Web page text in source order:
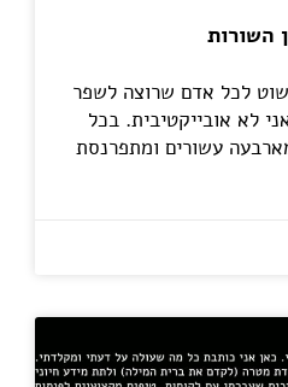
השורות
לכל אדם שרוצה לשפר
לא אובייקטיבית. בכל
עשורים ומתפרנסת